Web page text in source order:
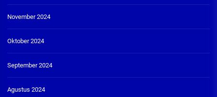
November 2024
Oktober 2024
September 2024
Agustus 2024